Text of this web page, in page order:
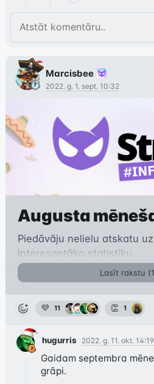
Marcisbee
2022. g. 1. sept. 10:32
Augusta
Piedāvāju nelielu atskatu
interesantāko statistiku.
Lasīt rakstu (1
💜 11 👏 1
hugurris 2022. g. 11. okt. 14:19
Gaidam septembra
grāpi.